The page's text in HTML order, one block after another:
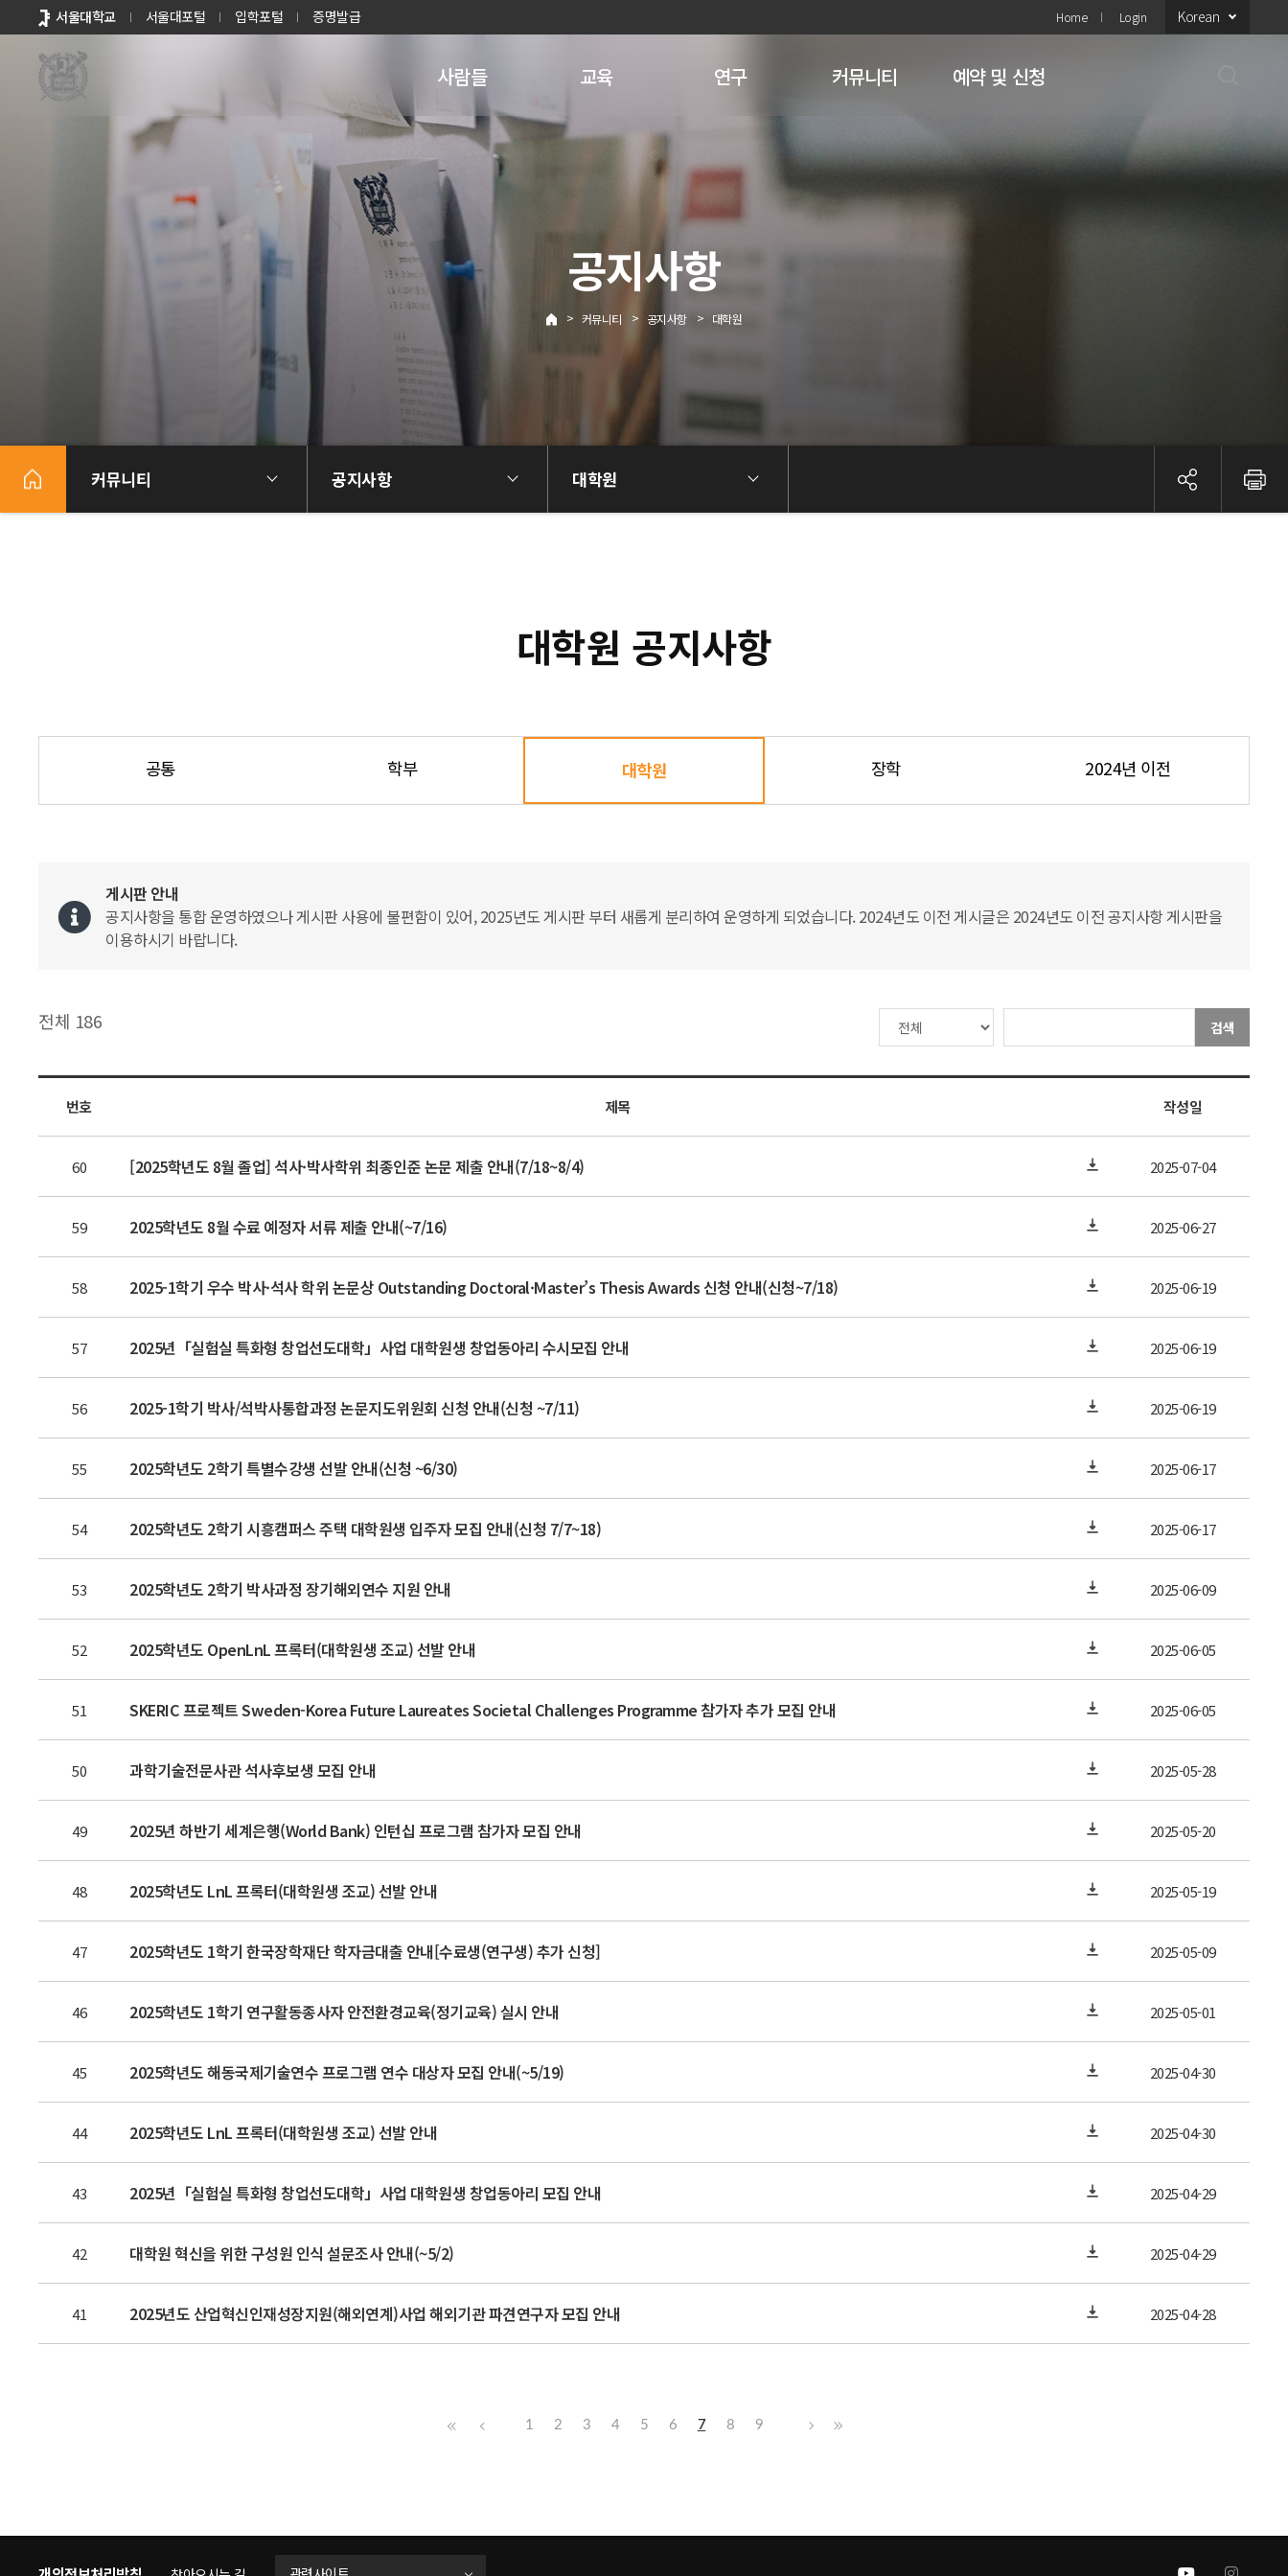
바로가기
메뉴
서울대학교 서울대포털 입학포털 증명발급 Home Login Korean
사람들 교육 연구 커뮤니티 예약 및 신청
공지사항
> 커뮤니티 > 공지사항 > 대학원
커뮤니티 공지사항 대학원
대학원 공지사항
공통 학부 대학원 장학 2024년 이전
게시판 안내
공지사항을 통합 운영하였으나 게시판 사용에 불편함이 있어, 2025년도 게시판 부터 새롭게 분리하여 운영하게 되었습니다. 2024년도 이전 게시글은 2024년도 이전 공지사항 게시판을
이용하시기 바랍니다.
전체 186 검색
번호 제목 작성일
60 [2025학년도 8월 졸업] 석사·박사학위 최종인준 논문 제출 안내(7/18~8/4) 2025-07-04
59 2025학년도 8월 수료 예정자 서류 제출 안내(~7/16) 2025-06-27
58 2025-1학기 우수 박사·석사 학위 논문상 Outstanding Doctoral·Master’s Thesis Awards 신청 안내(신청~7/18) 2025-06-19
57 2025년「실험실 특화형 창업선도대학」사업 대학원생 창업동아리 수시모집 안내 2025-06-19
56 2025-1학기 박사/석박사통합과정 논문지도위원회 신청 안내(신청 ~7/11) 2025-06-19
55 2025학년도 2학기 특별수강생 선발 안내(신청 ~6/30) 2025-06-17
54 2025학년도 2학기 시흥캠퍼스 주택 대학원생 입주자 모집 안내(신청 7/7~18) 2025-06-17
53 2025학년도 2학기 박사과정 장기해외연수 지원 안내 2025-06-09
52 2025학년도 OpenLnL 프록터(대학원생 조교) 선발 안내 2025-06-05
51 SKERIC 프로젝트 Sweden-Korea Future Laureates Societal Challenges Programme 참가자 추가 모집 안내 2025-06-05
50 과학기술전문사관 석사후보생 모집 안내 2025-05-28
49 2025년 하반기 세계은행(World Bank) 인턴십 프로그램 참가자 모집 안내 2025-05-20
48 2025학년도 LnL 프록터(대학원생 조교) 선발 안내 2025-05-19
47 2025학년도 1학기 한국장학재단 학자금대출 안내[수료생(연구생) 추가 신청] 2025-05-09
46 2025학년도 1학기 연구활동종사자 안전환경교육(정기교육) 실시 안내 2025-05-01
45 2025학년도 해동국제기술연수 프로그램 연수 대상자 모집 안내(~5/19) 2025-04-30
44 2025학년도 LnL 프록터(대학원생 조교) 선발 안내 2025-04-30
43 2025년「실험실 특화형 창업선도대학」사업 대학원생 창업동아리 모집 안내 2025-04-29
42 대학원 혁신을 위한 구성원 인식 설문조사 안내(~5/2) 2025-04-29
41 2025년도 산업혁신인재성장지원(해외연계)사업 해외기관 파견연구자 모집 안내 2025-04-28
1 2 3 4 5 6 7 8 9